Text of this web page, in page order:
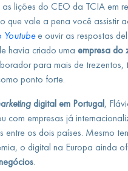
lições do CEO da TCIA em
que vale a pena você assistir
Youtubee ouvir as respostas
havia criado uma empresa do
para mais de trezentos,
ponto forte.
digital em Portugal,
com empresas já
entre os dois países. Mesmo
o digital na Europa ainda
.